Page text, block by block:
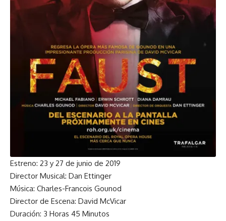
Estreno: 23 y 27 de junio de 2019
Director Musical: Dan Ettinger
Música: Charles-Francois Gounod
Director de Escena: David McVicar
Duración: 3 Horas 45 Minutos